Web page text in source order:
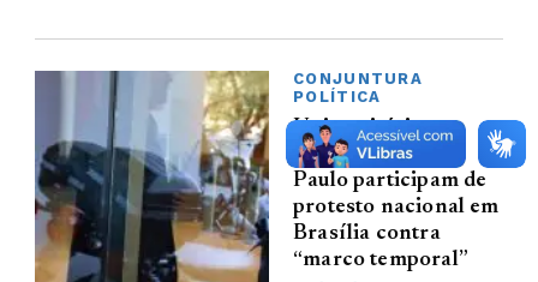
CONJUNTURA
POLÍTICA
Universitários
indígenas de São
Paulo participam de
protesto nacional em
Brasília contra
“marco temporal”